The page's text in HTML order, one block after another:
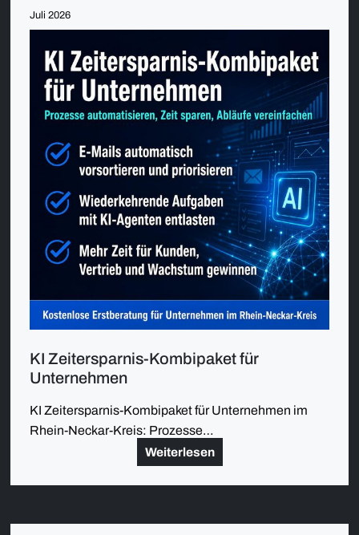
Juli 2026
KI Zeitersparnis-Kombipaket für
Unternehmen
KI Zeitersparnis-Kombipaket für Unternehmen im
Rhein-Neckar-Kreis: Prozesse…
Weiterlesen